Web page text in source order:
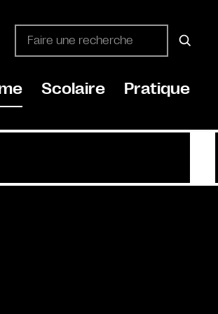
Scolaire Pratique